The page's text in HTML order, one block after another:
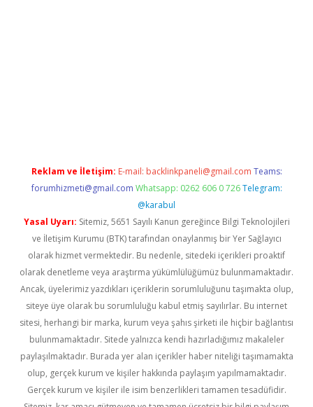
Reklam ve İletişim: E-mail: backlinkpaneli@gmail.com Teams:
forumhizmeti@gmail.com Whatsapp: 0262 606 0 726 Telegram:
@karabul
Yasal Uyarı: Sitemiz, 5651 Sayılı Kanun gereğince Bilgi Teknolojileri
ve İletişim Kurumu (BTK) tarafından onaylanmış bir Yer Sağlayıcı
olarak hizmet vermektedir. Bu nedenle, sitedeki içerikleri proaktif
olarak denetleme veya araştırma yükümlülüğümüz bulunmamaktadır.
Ancak, üyelerimiz yazdıkları içeriklerin sorumluluğunu taşımakta olup,
siteye üye olarak bu sorumluluğu kabul etmiş sayılırlar. Bu internet
sitesi, herhangi bir marka, kurum veya şahıs şirketi ile hiçbir bağlantısı
bulunmamaktadır. Sitede yalnızca kendi hazırladığımız makaleler
paylaşılmaktadır. Burada yer alan içerikler haber niteliği taşımamakta
olup, gerçek kurum ve kişiler hakkında paylaşım yapılmamaktadır.
Gerçek kurum ve kişiler ile isim benzerlikleri tamamen tesadüfidir.